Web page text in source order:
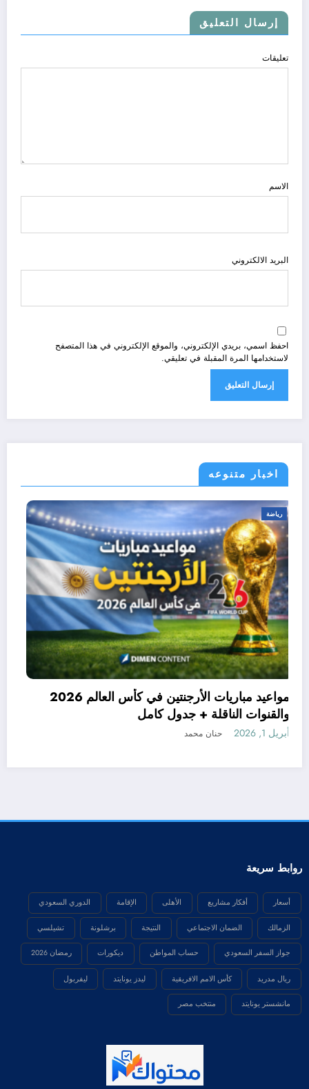
إرسال التعليق
تعليقات
الاسم
البريد الالكتروني
احفظ اسمي، بريدي الإلكتروني، والموقع الإلكتروني في هذا المتصفح
لاستخدامها المرة المقبلة في تعليقي.
اخبار متنوعه
رياضة
مواعيد مباريات الأرجنتين في كأس العالم 2026
والقنوات الناقلة + جدول كامل
أبريل 1, 2026 حنان محمد
روابط سريعة
أسعار أفكار مشاريع الأهلى الإقامة الدوري السعودي
الزمالك الضمان الاجتماعي النتيجة برشلونة تشيلسي
جواز السفر السعودي حساب المواطن ديكورات رمضان 2026
ريال مدريد كأس الامم الافريقية ليدز يونايتد ليفربول
مانشستر يونايتد منتخب مصر